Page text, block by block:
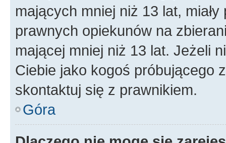
mających mniej niż 13 lat,
prawnych opiekunów na
mającej mniej niż 13 lat. Jeżeli
Ciebie jako kogoś próbującego
skontaktuj się z prawnikiem.
Góra